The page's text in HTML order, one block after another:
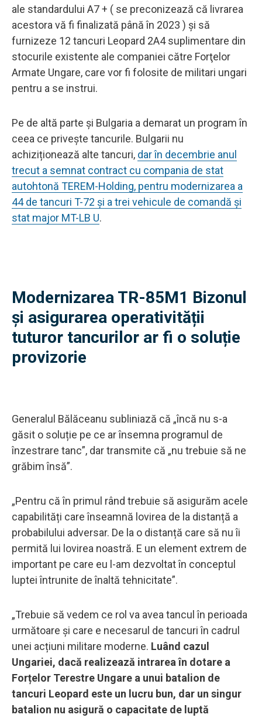
ale standardului A7 + ( se preconizează că livrarea
acestora vă fi finalizată până în 2023 ) și să
furnizeze 12 tancuri Leopard 2A4 suplimentare din
stocurile existente ale companiei către Forţelor
Armate Ungare, care vor fi folosite de militari ungari
pentru a se instrui.
Pe de altă parte și Bulgaria a demarat un program în
ceea ce privește tancurile. Bulgarii nu
achiziționează alte tancuri, dar în decembrie anul
trecut a semnat contract cu compania de stat
autohtonă TEREM-Holding, pentru modernizarea a
44 de tancuri T-72 și a trei vehicule de comandă și
stat major MT-LB U.
Modernizarea TR-85M1 Bizonul
și asigurarea operativității
tuturor tancurilor ar fi o soluție
provizorie
Generalul Bălăceanu subliniază că „încă nu s-a
găsit o soluție pe ce ar însemna programul de
înzestrare tanc”, dar transmite că „nu trebuie să ne
grăbim însă”.
„Pentru că în primul rând trebuie să asigurăm acele
capabilități care înseamnă lovirea de la distanță a
probabilului adversar. De la o distanță care să nu îi
permită lui lovirea noastră. E un element extrem de
important pe care eu l-am dezvoltat în conceptul
luptei întrunite de înaltă tehnicitate”.
„Trebuie să vedem ce rol va avea tancul în perioada
următoare și care e necesarul de tancuri în cadrul
unei acțiuni militare moderne. Luând cazul
Ungariei, dacă realizează intrarea în dotare a
Forțelor Terestre Ungare a unui batalion de
tancuri Leopard este un lucru bun, dar un singur
batalion nu asigură o capacitate de luptă